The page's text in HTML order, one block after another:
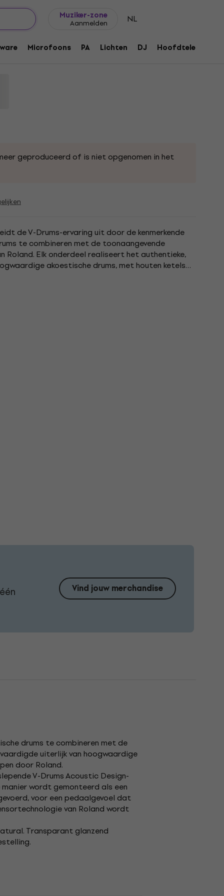
Muziker-zone
Aanmelden NL
Microfoons PA Lichten DJ Hoofdtelefoons
Elektronisch drumpad
geproduceerd of is niet opgenomen in het
de V-Drums-ervaring uit door de kenmerkende
te combineren met de toonaangevende
Roland. Elk onderdeel realiseert het authentieke,
akoestische drums, met houten ketels
Vind jouw merchandise
drums te combineren met de
uiterlijk van hoogwaardige
door Roland.
V-Drums Acoustic Design-
wordt gemonteerd als een
voor een pedaalgevoel dat
van Roland wordt
Transparant glanzend